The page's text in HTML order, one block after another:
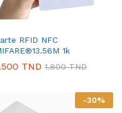
RFID NFC
1k
TND 1.800TND
-30%